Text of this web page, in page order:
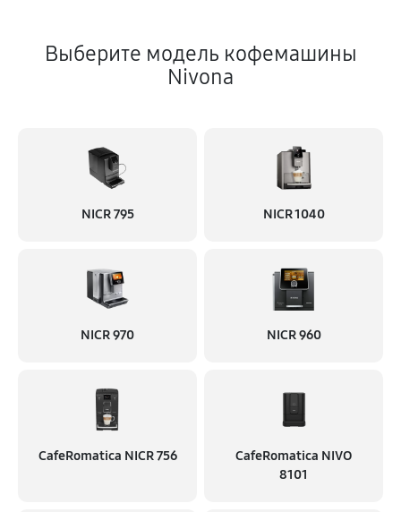
Выберите модель кофемашины
Nivona
NICR 795 NICR 1040
NICR 970 NICR 960
CafeRomatica NICR 756
CafeRomatica NIVO
8101